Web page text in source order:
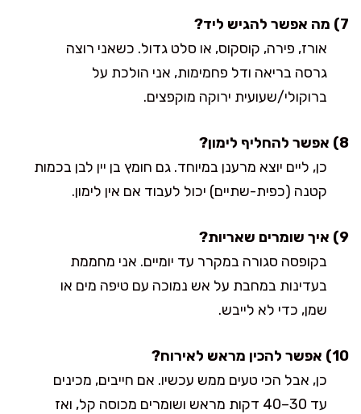
7) מה אפשר להגיש ליד?
אורז, פירה, קוסקוס, או סלט גדול. כשאני רוצה
גרסה בריאה ודל פחמימות, אני הולכת על
ברוקולי/שעועית ירוקה מוקפצים.
8) אפשר להחליף לימון?
כן, ליים יוצא מרענן במיוחד. גם חומץ בן יין לבן בכמות
קטנה (כפית-שתיים) יכול לעבוד אם אין לימון.
9) איך שומרים שאריות?
בקופסה סגורה במקרר עד יומיים. אני מחממת
בעדינות במחבת על אש נמוכה עם טיפה מים או
שמן, כדי לא לייבש.
10) אפשר להכין מראש לאירוח?
כן, אבל הכי טעים ממש עכשיו. אם חייבים, מכינים
עד 30–40 דקות מראש ושומרים מכוסה קל, ואז